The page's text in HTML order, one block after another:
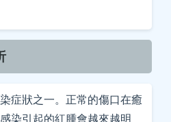
症狀之一。正常的傷口在癒
染引起的紅腫會越來越明